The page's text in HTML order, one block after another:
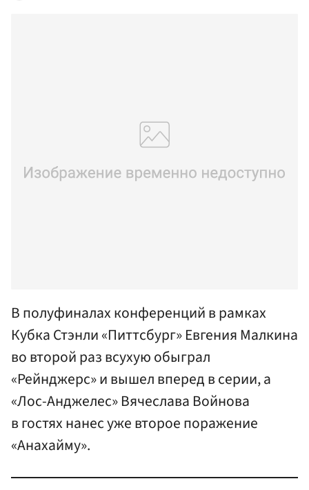
В полуфиналах конференций в рамках
Кубка Стэнли «Питтсбург» Евгения Малкина
во второй раз всухую обыграл
«Рейнджерс» и вышел вперед в серии, а
«Лос-Анджелес» Вячеслава Войнова
в гостях нанес уже второе поражение
«Анахайму».